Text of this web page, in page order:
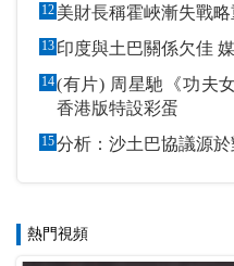
12 美財長稱霍峽漸失戰
13 印
14(有片) 周星馳《功夫
香港版特設彩蛋
15分析：沙土巴協議源
熱門視頻